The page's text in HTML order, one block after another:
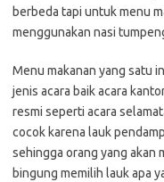
berbeda tapi untuk menu
menggunakan nasi
Menu makanan yang satu
jenis acara baik acara
resmi seperti acara
cocok karena lauk
sehingga orang yang akan
bingung memilih lauk apa